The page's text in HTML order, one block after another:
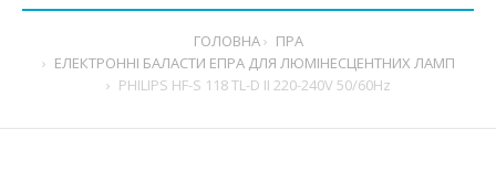
ГОЛОВНА
ПРА
ЕЛЕКТРОННІ БАЛАСТИ ЕПРА ДЛЯ ЛЮМІНЕСЦЕНТНИХ ЛАМП
PHILIPS HF-S 118 TL-D II 220-240V 50/60Hz